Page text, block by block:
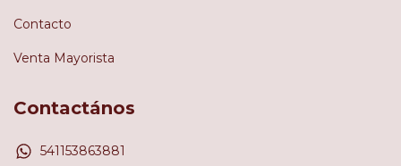
Contacto
Venta Mayorista
Contactános
541153863881